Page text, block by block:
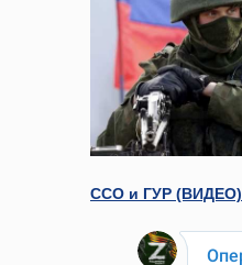
ССО и ГУР (ВИДЕО)